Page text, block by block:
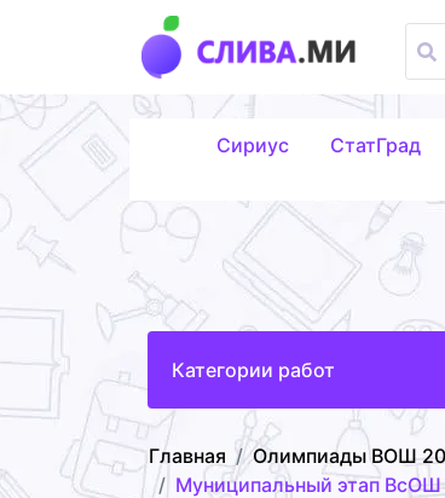
Сириус СтатГрад
Категории работ
Главная Олимпиады ВОШ
Муниципальный этап ВсОШ